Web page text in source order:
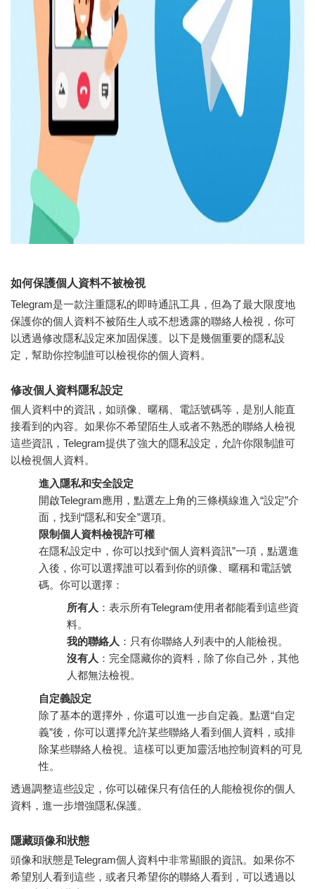
如何保護個人資料不被檢視
Telegram是一款注重隱私的即時通訊工具，但為了最大限度地
保護你的個人資料不被陌生人或不想透露的聯絡人檢視，你可
以透過修改隱私設定來加固保護。以下是幾個重要的隱私設
定，幫助你控制誰可以檢視你的個人資料。
修改個人資料隱私設定
個人資料中的資訊，如頭像、暱稱、電話號碼等，是別人能直
接看到的內容。如果你不希望陌生人或者不熟悉的聯絡人檢視
這些資訊，Telegram提供了強大的隱私設定，允許你限制誰可
以檢視個人資料。
進入隱私和安全設定
開啟Telegram應用，點選左上角的三條橫線進入“設定”介
面，找到“隱私和安全”選項。
限制個人資料檢視許可權
在隱私設定中，你可以找到“個人資料資訊”一項，點選進
入後，你可以選擇誰可以看到你的頭像、暱稱和電話號
碼。你可以選擇：
所有人 ：表示所有Telegram使用者都能看到這些資
料。
我的聯絡人 ：只有你聯絡人列表中的人能檢視。
沒有人 ：完全隱藏你的資料，除了你自己外，其他
人都無法檢視。
自定義設定
除了基本的選擇外，你還可以進一步自定義。點選“自定
義”後，你可以選擇允許某些聯絡人看到個人資料，或排
除某些聯絡人檢視。這樣可以更加靈活地控制資料的可見
性。
透過調整這些設定，你可以確保只有信任的人能檢視你的個人
資料，進一步增強隱私保護。
隱藏頭像和狀態
頭像和狀態是Telegram個人資料中非常顯眼的資訊。如果你不
希望別人看到這些，或者只希望你的聯絡人看到，可以透過以